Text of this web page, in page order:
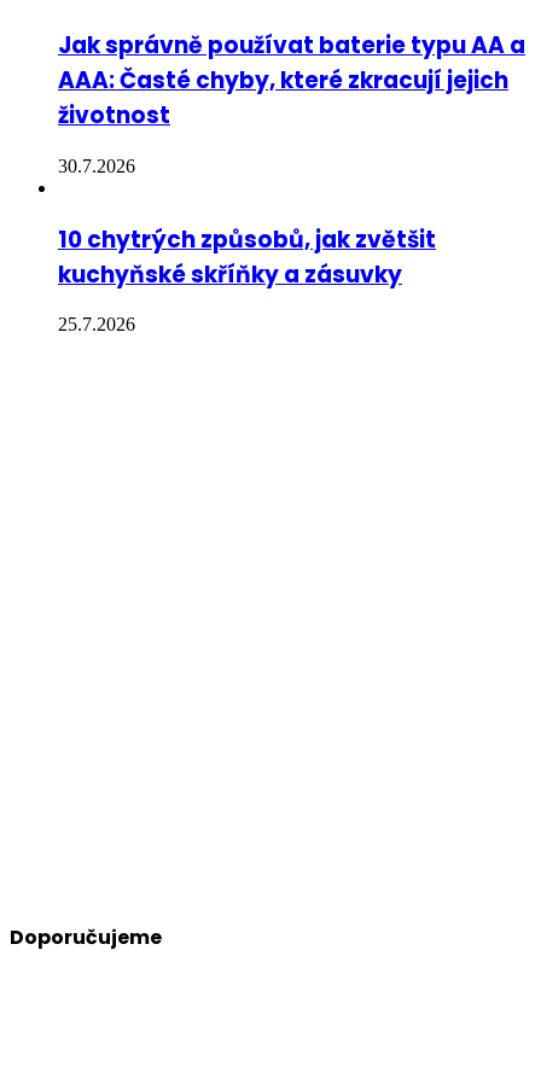
Jak správně používat baterie typu AA a
AAA: Časté chyby, které zkracují jejich
životnost
30.7.2026
10 chytrých způsobů, jak zvětšit
kuchyňské skříňky a zásuvky
25.7.2026
Doporučujeme